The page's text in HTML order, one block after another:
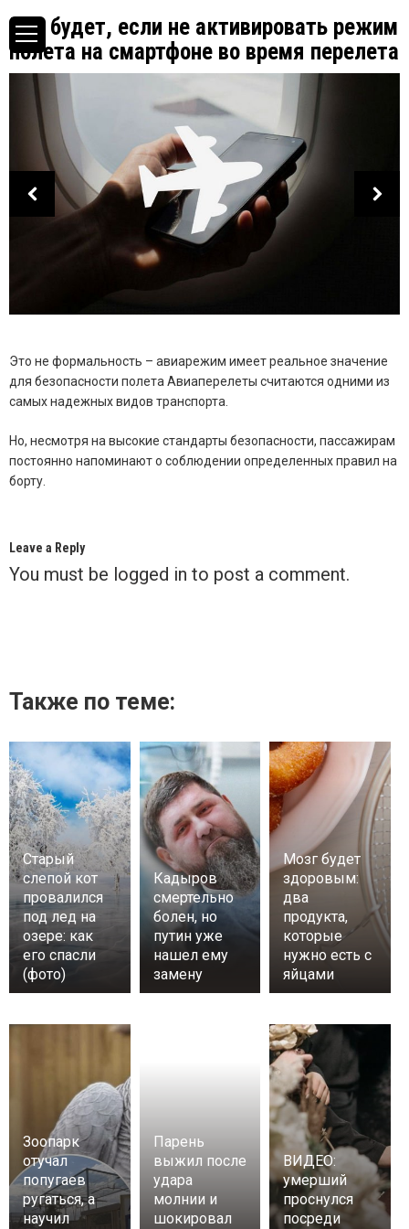
Что будет, если не активировать режим
полета на смартфоне во время перелета
Это не формальность – авиарежим имеет реальное значение
для безопасности полета Авиаперелеты считаются одними из
самых надежных видов транспорта.
Но, несмотря на высокие стандарты безопасности, пассажирам
постоянно напоминают о соблюдении определенных правил на
борту.
Leave a Reply
You must be logged in to post a comment.
Также по теме:
Старый
слепой кот
провалился
под лед на
озере: как
его спасли
(фото)
Кадыров
смертельно
болен, но
путин уже
нашел ему
замену
Мозг будет
здоровым:
два
продукта,
которые
нужно есть с
яйцами
Зоопарк
отучал
попугаев
ругаться, а
научил
Парень
выжил после
удара
молнии и
шокировал
ВИДЕО:
умерший
проснулся
посреди